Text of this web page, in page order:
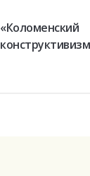
«Коломенский